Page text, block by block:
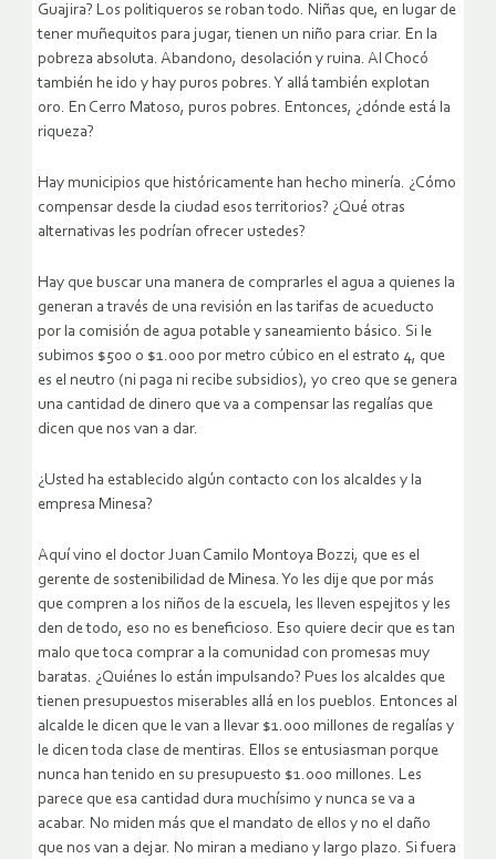
Guajira? Los politiqueros se roban todo. Niñas que, en lugar de
tener muñequitos para jugar, tienen un niño para criar. En la
pobreza absoluta. Abandono, desolación y ruina. Al Chocó
también he ido y hay puros pobres. Y allá también explotan
oro. En Cerro Matoso, puros pobres. Entonces, ¿dónde está la
riqueza?
Hay municipios que históricamente han hecho minería. ¿Cómo
compensar desde la ciudad esos territorios? ¿Qué otras
alternativas les podrían ofrecer ustedes?
Hay que buscar una manera de comprarles el agua a quienes la
generan a través de una revisión en las tarifas de acueducto
por la comisión de agua potable y saneamiento básico. Si le
subimos $500 o $1.000 por metro cúbico en el estrato 4, que
es el neutro (ni paga ni recibe subsidios), yo creo que se genera
una cantidad de dinero que va a compensar las regalías que
dicen que nos van a dar.
¿Usted ha establecido algún contacto con los alcaldes y la
empresa Minesa?
Aquí vino el doctor Juan Camilo Montoya Bozzi, que es el
gerente de sostenibilidad de Minesa. Yo les dije que por más
que compren a los niños de la escuela, les lleven espejitos y les
den de todo, eso no es beneficioso. Eso quiere decir que es tan
malo que toca comprar a la comunidad con promesas muy
baratas. ¿Quiénes lo están impulsando? Pues los alcaldes que
tienen presupuestos miserables allá en los pueblos. Entonces al
alcalde le dicen que le van a llevar $1.000 millones de regalías y
le dicen toda clase de mentiras. Ellos se entusiasman porque
nunca han tenido en su presupuesto $1.000 millones. Les
parece que esa cantidad dura muchísimo y nunca se va a
acabar. No miden más que el mandato de ellos y no el daño
que nos van a dejar. No miran a mediano y largo plazo. Si fuera